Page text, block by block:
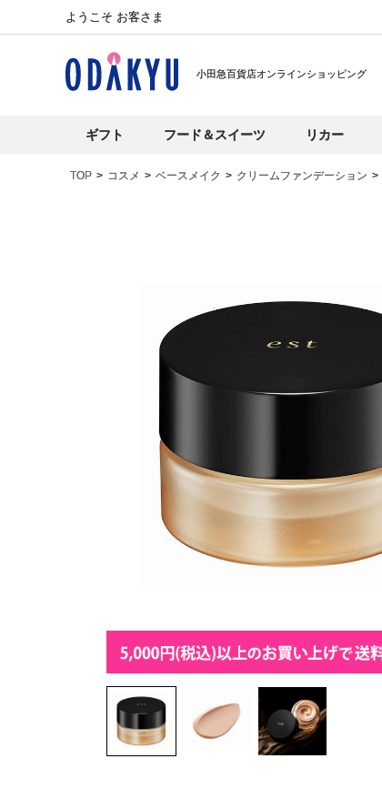
ようこそ お客さま
小田急百貨店オンラインショッピング
ギフト フード＆スイーツ リカー
TOP コスメ ベースメイク クリームファンデーション